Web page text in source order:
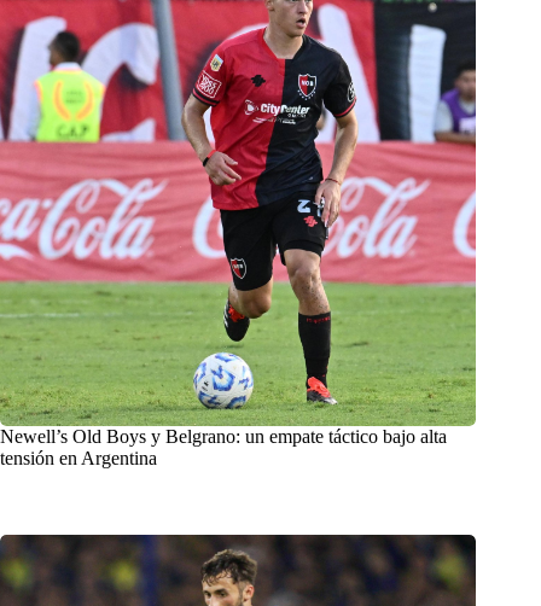
Newell’s Old Boys y Belgrano: un empate táctico bajo alta
tensión en Argentina